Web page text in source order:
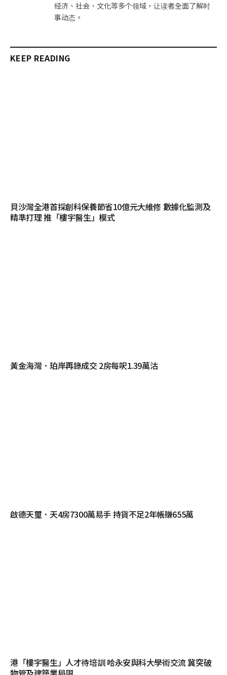
经济、社会、文化等多个领域，让读者全面了解时
事动态。
KEEP READING
貝沙灣全港首採創科保養節省10億元大維修 數據化監測及
精準打理 推「樓宇醫生」模式
黃金海灣．珀岸再錄成交 2房每呎1.39萬沽
啟德天璽．天4房7300萬易手 持貨不足2年帳賺655萬
港「樓宇醫生」人才待培訓 哈永安與科大學術交流 冀突破